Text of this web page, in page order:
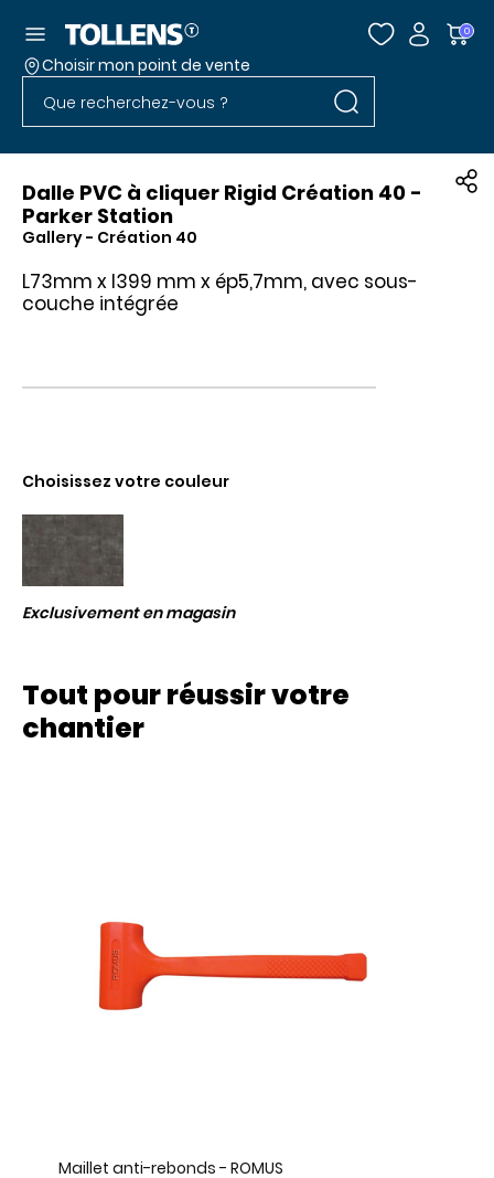
0
Passer la liste des magasins et aller au pied
Choisir mon point de vente
Rechercher dans le site Rechercher
Accéder au menu
Dalle PVC à cliquer Rigid Création 40 -
Parker Station
Gallery- Création 40
L73mm x l399 mm x ép5,7mm, avec sous-
couche intégrée
Choisissez votre couleur
Exclusivement en magasin
Tout pour réussir votre
chantier
Maillet anti-rebonds - ROMUS